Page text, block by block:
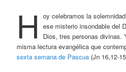
H
oy celebramos la
ese misterio insondable del
Dios, tres personas divinas.
misma lectura evangélica que
sexta semana de Pascua (Jn 16,12-